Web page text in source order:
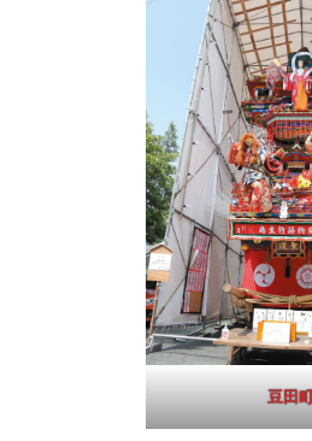
豆田